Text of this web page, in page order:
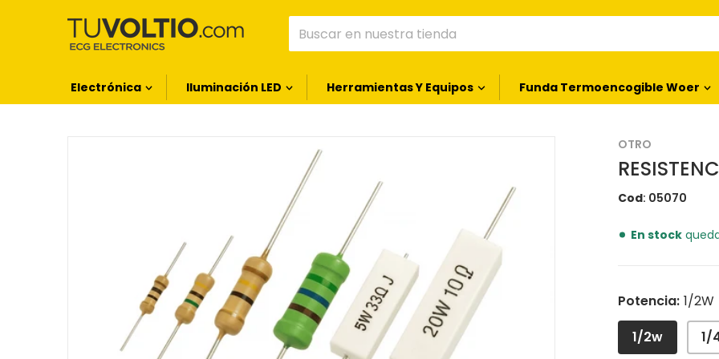
Buscar en nuestra tienda
Electrónica Iluminación LED Herramientas Y Equipos Funda Termoencogible Woer
files/04915_a7aaa3ed-2ef8-45d5-ac0c-8719418699c0.png
Abrir contenido multimedia 1 en vista de galería
OTRO
Cod 05070
En stock
Potencia: 1/2W
1/2w
1/